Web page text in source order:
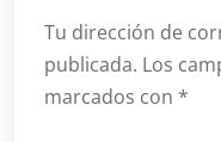
Tu dirección de
publicada. Los
marcados con *